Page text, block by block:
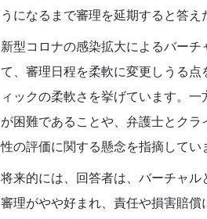
うになるまで審理を延期すると答え
新型コロナの感染拡大によるバー
て、審理日程を柔軟に変更しうる
ィックの柔軟さを挙げています。
が困難であることや、弁護士とク
性の評価に関する懸念を指摘してい
将来的には、回答者は、バーチャ
審理がやや好まれ、責任や損害賠